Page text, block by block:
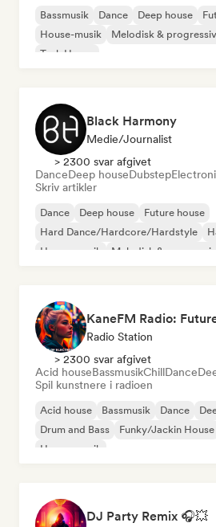
Bassmusik Dance Deep house
House-musik
Melodisk &
Tech House
Black Harmony
Medie/journalist
> 2300 svar afgivet
DanceDeep houseDubstep
Skriv artikler
Dance Deep house
Future house
Hard Dance/Hardcore/Hardstyle
House-musik
Melodisk & progressiv
KaneFM Radio:
Radio Station
> 2300 svar afgivet
Acid houseBassmusikChillDance
Spil kunstnere i radioen
Acid house Bassmusik Dance
Drum and Bass
Funky/Jackin House
House-musik
DJ Party Remix 🎧💥